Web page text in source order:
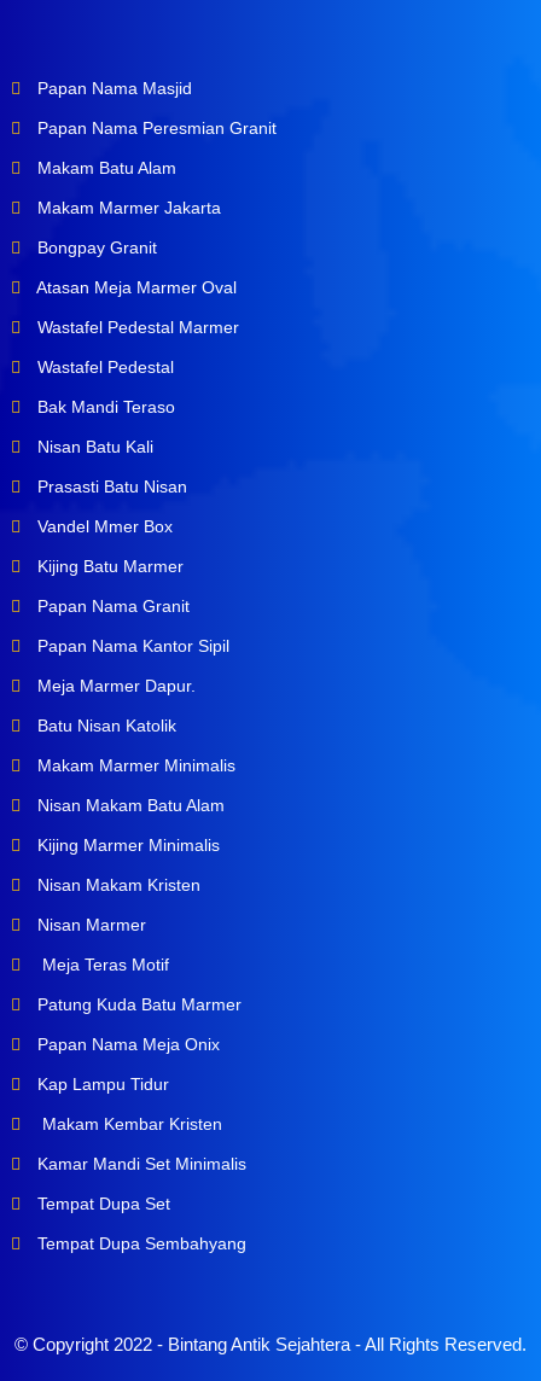
Papan Nama Masjid
Papan Nama Peresmian Granit
Makam Batu Alam
Makam Marmer Jakarta
Bongpay Granit
Atasan Meja Marmer Oval
Wastafel Pedestal Marmer
Wastafel Pedestal
Bak Mandi Teraso
Nisan Batu Kali
Prasasti Batu Nisan
Vandel Mmer Box
Kijing Batu Marmer
Papan Nama Granit
Papan Nama Kantor Sipil
Meja Marmer Dapur.
Batu Nisan Katolik
Makam Marmer Minimalis
Nisan Makam Batu Alam
Kijing Marmer Minimalis
Nisan Makam Kristen
Nisan Marmer
Meja Teras Motif
Patung Kuda Batu Marmer
Papan Nama Meja Onix
Kap Lampu Tidur
Makam Kembar Kristen
Kamar Mandi Set Minimalis
Tempat Dupa Set
Tempat Dupa Sembahyang
© Copyright 2022 - Bintang Antik Sejahtera- All Rights Reserved.